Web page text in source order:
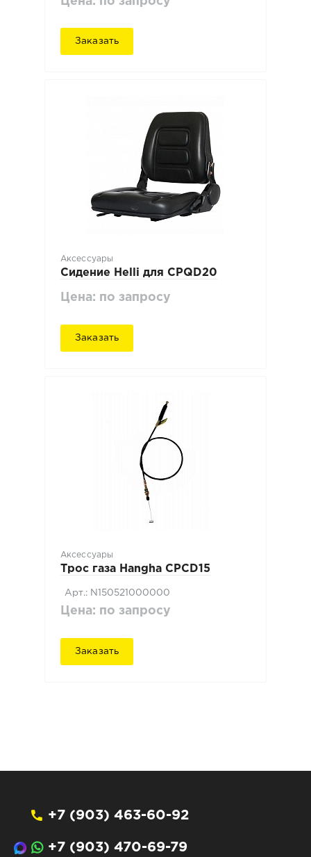
Заказать
Аксессуары
Сидение Нelli для CPQD20
Цена: по запросу
Заказать
Аксессуары
Трос газа Hangha CPCD15
Арт.: N150521000000
Цена: по запросу
Заказать
+7 (903) 463-60-92
+7 (903) 470-69-79